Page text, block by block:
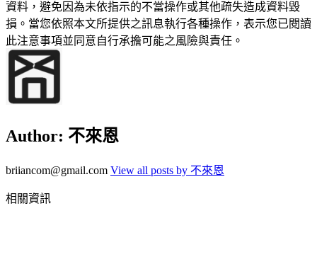
資料，避免因為未依指示的不當操作或其他疏失造成資料毀
損。當您依照本文所提供之訊息執行各種操作，表示您已閱讀
此注意事項並同意自行承擔可能之風險與責任。
Author: 不來恩
briiancom@gmail.com View all posts by 不來恩
相關資訊